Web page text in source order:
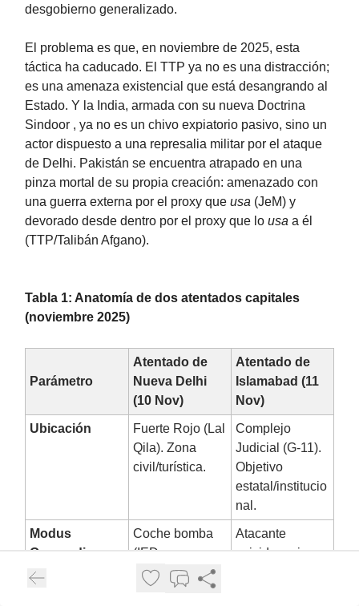
desgobierno generalizado.
El problema es que, en noviembre de 2025, esta
táctica ha caducado. El TTP ya no es una distracción;
es una amenaza existencial que está desangrando al
Estado. Y la India, armada con su nueva Doctrina
Sindoor , ya no es un chivo expiatorio pasivo, sino un
actor dispuesto a una represalia militar por el ataque
de Delhi. Pakistán se encuentra atrapado en una
pinza mortal de su propia creación: amenazado con
una guerra externa por el proxy que usa (JeM) y
devorado desde dentro por el proxy que lo usa a él
(TTP/Talibán Afgano).
Tabla 1: Anatomía de dos atentados capitales
(noviembre 2025)
Parámetro
Atentado de
Nueva Delhi
(10 Nov)
Atentado de
Islamabad (11
Nov)
Ubicación
Fuerte Rojo (Lal
Qila). Zona
civil/turística.
Complejo
Judicial (G-11).
Objetivo
estatal/institucio
nal.
Modus
Operandi
Coche bomba
(IED
sofisticado).
Atacante
suicida a pie.